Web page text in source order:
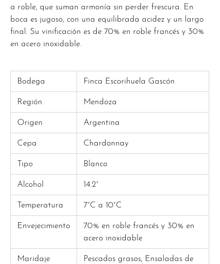
a roble, que suman armonía sin perder frescura. En
boca es jugoso, con una equilibrada acidez y un largo
final. Su vinificación es de 70% en roble francés y 30%
en acero inoxidable.
Bodega Finca Escorihuela Gascón
Región Mendoza
Origen Argentina
Cepa Chardonnay
Tipo Blanco
Alcohol 14.2°
Temperatura 7°C a 10°C
Envejecimiento
70% en roble francés y 30% en
acero inoxidable
Maridaje
Pescados grasos, Ensaladas de